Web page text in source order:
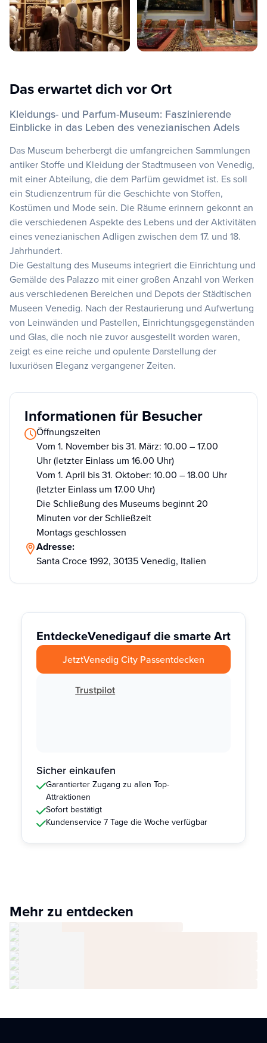
Das erwartet dich vor Ort
Kleidungs- und Parfum-Museum: Faszinierende
Einblicke in das Leben des venezianischen Adels
Das Museum beherbergt die umfangreichen Sammlungen
antiker Stoffe und Kleidung der Stadtmuseen von Venedig,
mit einer Abteilung, die dem Parfüm gewidmet ist. Es soll
ein Studienzentrum für die Geschichte von Stoffen,
Kostümen und Mode sein. Die Räume erinnern gekonnt an
die verschiedenen Aspekte des Lebens und der Aktivitäten
eines venezianischen Adligen zwischen dem 17. und 18.
Jahrhundert.
Die Gestaltung des Museums integriert die Einrichtung und
Gemälde des Palazzo mit einer großen Anzahl von Werken
aus verschiedenen Bereichen und Depots der Städtischen
Museen Venedig. Nach der Restaurierung und Aufwertung
von Leinwänden und Pastellen, Einrichtungsgegenständen
und Glas, die noch nie zuvor ausgestellt worden waren,
zeigt es eine reiche und opulente Darstellung der
luxuriösen Eleganz vergangener Zeiten.
Informationen für Besucher
Öffnungszeiten
Vom 1. November bis 31. März: 10.00 – 17.00
Uhr (letzter Einlass um 16.00 Uhr)
Vom 1. April bis 31. Oktober: 10.00 – 18.00 Uhr
(letzter Einlass um 17.00 Uhr)
Die Schließung des Museums beginnt 20
Minuten vor der Schließzeit
Montags geschlossen
Adresse:
Santa Croce 1992, 30135 Venedig, Italien
EntdeckeVenedigauf die smarte Art
JetztVenedig City Passentdecken
Trustpilot
Sicher einkaufen
Garantierter Zugang zu allen Top-
Attraktionen
Sofort bestätigt
Kundenservice 7 Tage die Woche verfügbar
Mehr zu entdecken